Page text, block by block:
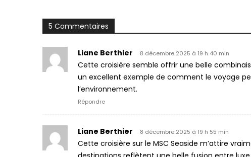
5 Commentaires
Liane Berthier 8 décembre 2025 à 19 h 40 min
Cette croisière semble offrir une belle
un excellent exemple de comment le voyage
l’environnement.
Répondre
Liane Berthier 8 décembre 2025 à 19 h 55 min
Cette croisière sur le MSC Seaside m’attire